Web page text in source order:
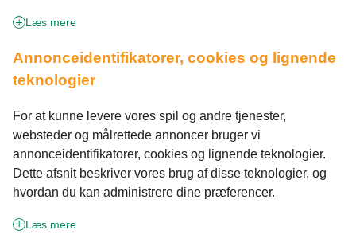
Læs mere
Annonceidentifikatorer, cookies og lignende
teknologier
For at kunne levere vores spil og andre tjenester,
websteder og målrettede annoncer bruger vi
annonceidentifikatorer, cookies og lignende teknologier.
Dette afsnit beskriver vores brug af disse teknologier, og
hvordan du kan administrere dine præferencer.
Læs mere